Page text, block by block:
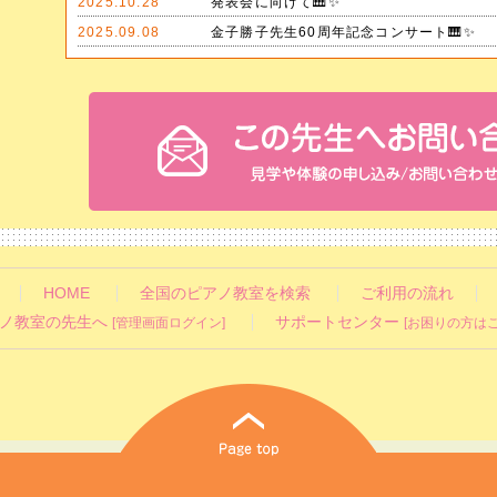
2025.09.08
金子勝子先生60周年記念コンサート🎹✨
HOME 全国のピアノ教室を検索
ご利用の流れ
教室の先生へ [管理画面ログイン] サポートセンター [お困りの方は